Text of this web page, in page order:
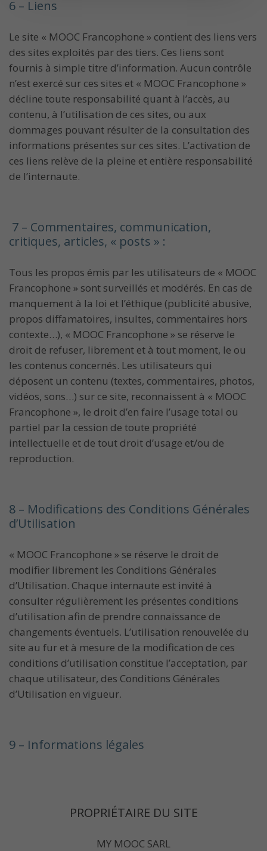
6 – Liens
Le site « MOOC Francophone » contient des liens vers
des sites exploités par des tiers. Ces liens sont
fournis à simple titre d’information. Aucun contrôle
n’est exercé sur ces sites et « MOOC Francophone »
décline toute responsabilité quant à l’accès, au
contenu, à l’utilisation de ces sites, ou aux
dommages pouvant résulter de la consultation des
informations présentes sur ces sites. L’activation de
ces liens relève de la pleine et entière responsabilité
de l’internaute.
7 – Commentaires, communication,
critiques, articles, « posts » :
Tous les propos émis par les utilisateurs de « MOOC
Francophone » sont surveillés et modérés. En cas de
manquement à la loi et l’éthique (publicité abusive,
propos diffamatoires, insultes, commentaires hors
contexte…), « MOOC Francophone » se réserve le
droit de refuser, librement et à tout moment, le ou
les contenus concernés. Les utilisateurs qui
déposent un contenu (textes, commentaires, photos,
vidéos, sons…) sur ce site, reconnaissent à « MOOC
Francophone », le droit d’en faire l’usage total ou
partiel par la cession de toute propriété
intellectuelle et de tout droit d’usage et/ou de
reproduction.
8 – Modifications des Conditions Générales
d’Utilisation
« MOOC Francophone » se réserve le droit de
modifier librement les Conditions Générales
d’Utilisation. Chaque internaute est invité à
consulter régulièrement les présentes conditions
d’utilisation afin de prendre connaissance de
changements éventuels. L’utilisation renouvelée du
site au fur et à mesure de la modification de ces
conditions d’utilisation constitue l’acceptation, par
chaque utilisateur, des Conditions Générales
d’Utilisation en vigueur.
9 – Informations légales
PROPRIÉTAIRE DU SITE
MY MOOC SARL